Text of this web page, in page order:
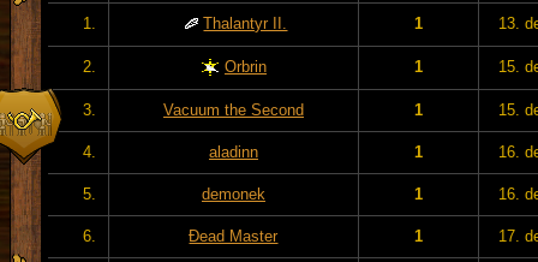
1.
Thalantyr II. 1 13.
2. Orbrin 1 15.
3. Vacuum the Second 1 15.
4. aladinn 1 16.
5. demonek 1 16.
6. Đead Master 1 17.